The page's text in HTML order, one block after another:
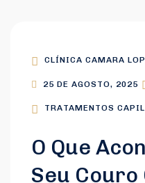
CLÍNICA CAMARA
25 DE AGOSTO, 2025
TRATAMENTOS
O Que
Seu Couro